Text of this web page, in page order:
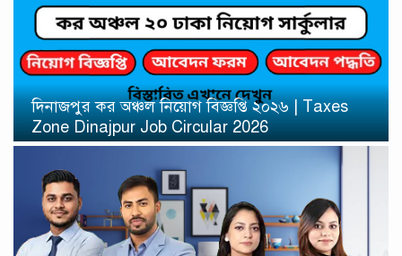
দিনাজপুর কর অঞ্চল নিয়োগ বিজ্ঞপ্তি ২০২৬ | Taxes
Zone Dinajpur Job Circular 2026